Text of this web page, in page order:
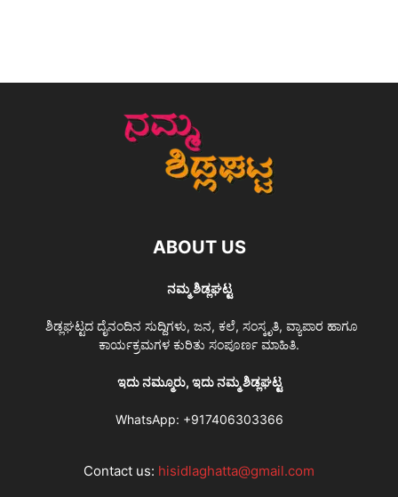
ABOUT US
ನಮ್ಮ ಶಿಡ್ಲಘಟ್ಟ
ಶಿಡ್ಲಘಟ್ಟದ ದೈನಂದಿನ ಸುದ್ದಿಗಳು, ಜನ, ಕಲೆ, ಸಂಸ್ಕೃತಿ, ವ್ಯಾಪಾರ ಹಾಗೂ
ಕಾರ್ಯಕ್ರಮಗಳ ಕುರಿತು ಸಂಪೂರ್ಣ ಮಾಹಿತಿ.
ಇದು ನಮ್ಮೂರು, ಇದು ನಮ್ಮ ಶಿಡ್ಲಘಟ್ಟ
WhatsApp: +917406303366
Contact us: hisidlaghatta@gmail.com